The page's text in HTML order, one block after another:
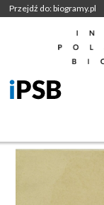
Przejdź do: biogramy.pl